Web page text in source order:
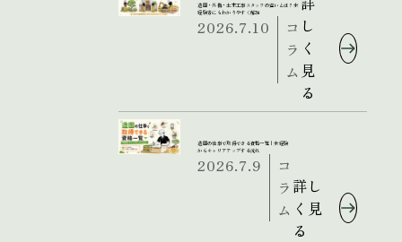
造園・外構・土木工事スタッフの違いとは？未
経験者にもわかりやすく解説
2026.7.10
コ
ラ
ム
し
く
見
る
造園の仕事で取得できる資格一覧｜未経験
からキャリアアップする流れ
2026.7.9
コ
ラ
ム
詳し
く見
る